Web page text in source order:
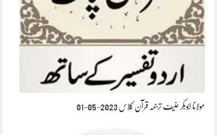
مولانا ابوبکر حنیف ترجمہ قرآن کلاس 2023-05-01